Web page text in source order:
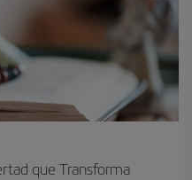
que Transforma